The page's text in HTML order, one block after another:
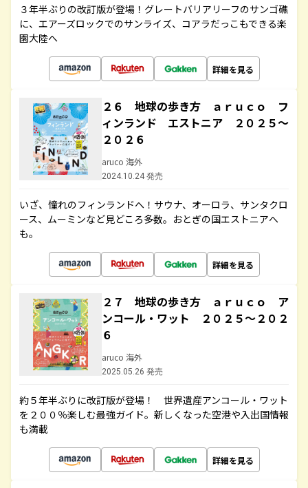
３年半ぶりの改訂版が登場！グレートバリアリーフのサンゴ礁
に、エアーズロックでのサンライズ、コアラだっこもできる楽
園大陸へ
詳細を見る
２６ 地球の歩き方 ａｒｕｃｏ フ
ィンランド エストニア ２０２５～
２０２６
aruco 海外
2024.10.24 発売
いざ、憧れのフィンランドへ！サウナ、オーロラ、サンタクロ
ース、ムーミンなど見どころ多数。おとぎの国エストニアへ
も。
詳細を見る
２７ 地球の歩き方 ａｒｕｃｏ ア
ンコール・ワット ２０２５～２０２
６
aruco 海外
2025.05.26 発売
約５年半ぶりに改訂版が登場！ 世界遺産アンコール・ワット
を２００％楽しむ最強ガイド。新しくなった空港や入出国情報
も満載
詳細を見る